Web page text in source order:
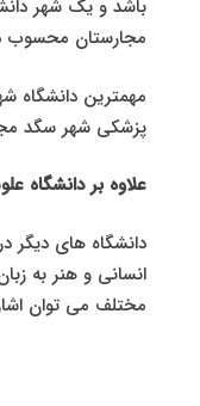
باشد و یک شهر
مجارستان محسوب
مهمترین دانشگاه
پزشکی شهر سگد
علاوه بر دانشگاه
دانشگاه های دیگر
انسانی و هنر به
مختلف می توان